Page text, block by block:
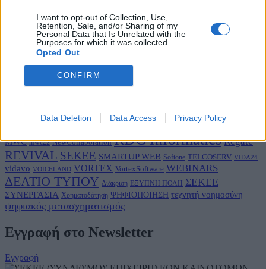
I want to opt-out of Collection, Use,
Retention, Sale, and/or Sharing of my
Personal Data that Is Unrelated with the
Purposes for which it was collected.
Opted Out
CONFIRM
Data Deletion Data Access Privacy Policy
Popular Tags
ADAPTIT
Technology Center (ATC) Code.Hub COVID-19 COVID19 data
DOTSOFT
LANCOM Markatatos
MWC mwc22 NewCollaboration RDC Informatics Regate
REVIVAL SEKEE SMARTUP WEB Softone TELCOSERV VIDA24
vidavo VOICELAND VORTEX VortexSoftware WEBINARS
ΔΕΛΤΙΟ ΤΥΠΟΥ Διάκριση ΕΞΥΠΝΗ ΠΟΛΗ ΣΕΚΕΕ
ΣΥΝΕΡΓΑΣΙΑ Χρηματοδότηση ΨΗΦΙΟΠΟΙΗΣΗ τεχνητή νοημοσύνη
ψηφιακός μετασχηματισμός
Εγγραφή στο Newsletter
Εγγραφή